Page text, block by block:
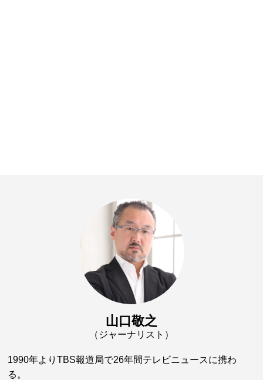
山口敬之
（ジャーナリスト）
1990年よりTBS報道局で26年間テレビニュースに携わ
る。